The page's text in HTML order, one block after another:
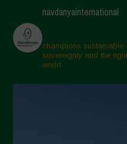
Aprile 2025
Marzo 2025
Febbraio 2025
Gennaio 2025
navdanyainternational
champions sustainable
sovereignty and the
world.